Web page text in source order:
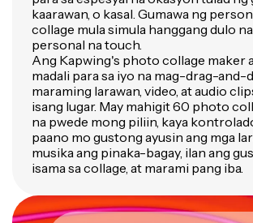
kaarawan, o kasal. Gumawa ng
collage mula simula hanggang dulo
personal na touch.
Ang Kapwing's photo collage maker
madali para sa iyo na mag-drag-and-
maraming larawan, video, at audio
isang lugar. May mahigit 60 photo
na pwede mong piliin, kaya
paano mo gustong ayusin ang mga
musika ang pinaka-bagay, ilan ang
isama sa collage, at marami pang iba.